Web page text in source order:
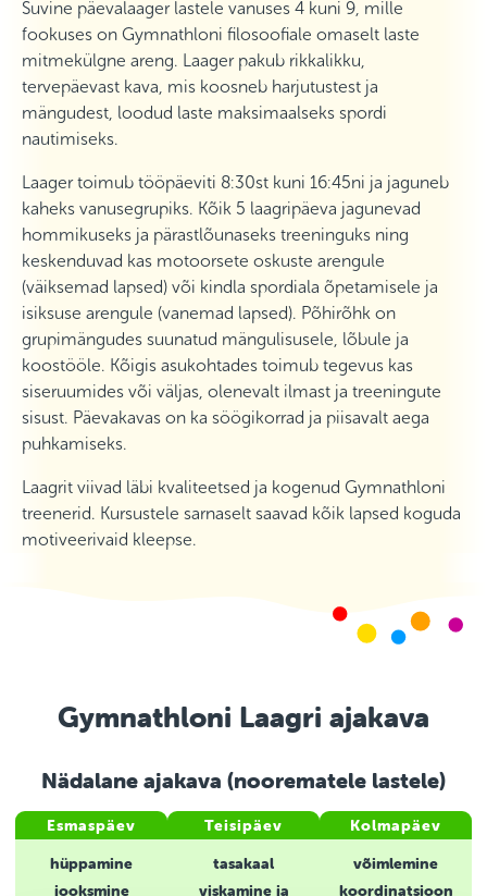
Suvine päevalaager lastele vanuses 4 kuni 9, mille
fookuses on Gymnathloni filosoofiale omaselt laste
mitmekülgne areng. Laager pakub rikkalikku,
tervepäevast kava, mis koosneb harjutustest ja
mängudest, loodud laste maksimaalseks spordi
nautimiseks.
Laager toimub tööpäeviti 8:30st kuni 16:45ni ja jaguneb
kaheks vanusegrupiks. Kõik 5 laagripäeva jagunevad
hommikuseks ja pärastlõunaseks treeninguks ning
keskenduvad kas motoorsete oskuste arengule
(väiksemad lapsed) või kindla spordiala õpetamisele ja
isiksuse arengule (vanemad lapsed). Põhirõhk on
grupimängudes suunatud mängulisusele, lõbule ja
koostööle. Kõigis asukohtades toimub tegevus kas
siseruumides või väljas, olenevalt ilmast ja treeningute
sisust. Päevakavas on ka söögikorrad ja piisavalt aega
puhkamiseks.
Laagrit viivad läbi kvaliteetsed ja kogenud Gymnathloni
treenerid. Kursustele sarnaselt saavad kõik lapsed koguda
motiveerivaid kleepse.
Gymnathloni Laagri ajakava
Nädalane ajakava (noorematele lastele)
Esmaspäev
hüppamine
jooksmine
Teisipäev
tasakaal
viskamine ja
Kolmapäev
võimlemine
koordinatsioon